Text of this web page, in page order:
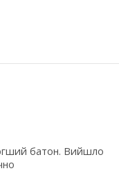
батон. Вийшло